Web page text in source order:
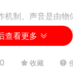
制。声音是由
过声音处理芯片
查看更多
0 收藏